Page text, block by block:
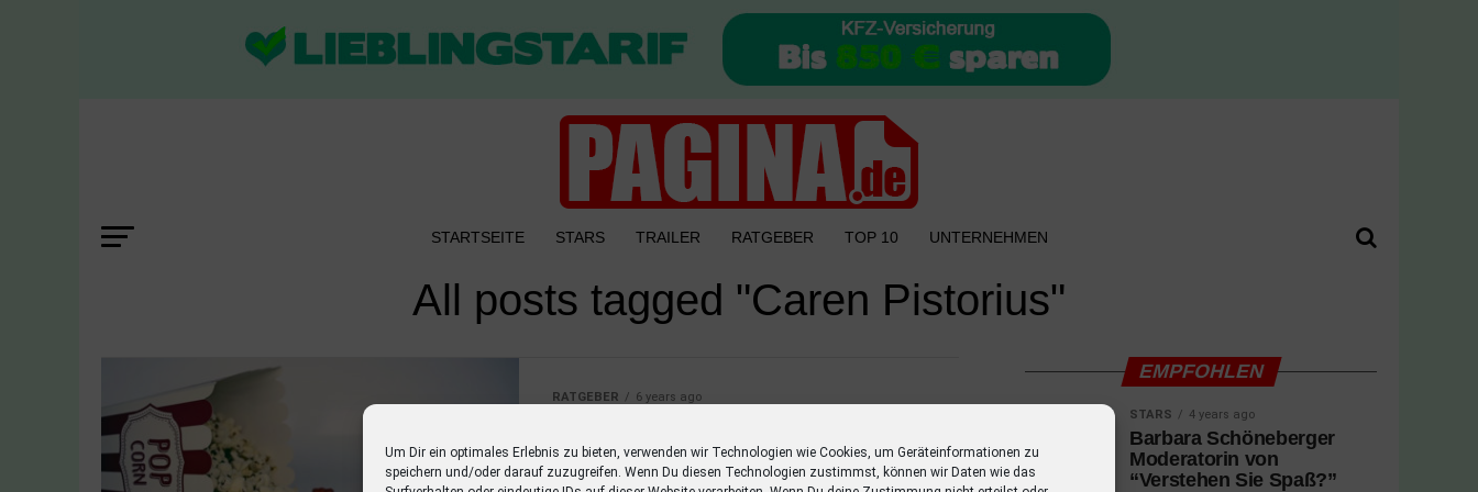
Um Dir ein optimales Erlebnis zu bieten, verwenden wir Technologien wie Cookies, um Geräteinformationen zu
speichern und/oder darauf zuzugreifen. Wenn Du diesen Technologien zustimmst, können wir Daten wie das
STARTSEITE STARS TRAILER RATGEBER TOP 10 UNTERNEHMEN
All posts tagged "Caren Pistorius"
RATGEBER 6 years ago
Trailer zu Filmstarts in
EMPFOHLEN
STARS 4 years ago
Barbara Schöneberger
Moderatorin von
“Verstehen Sie Spaß?”